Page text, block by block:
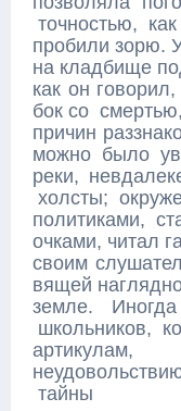
точностью,
пробили зорю.
на кладбище
как он
бок со
причин
можно было
реки,
холсты;
политиками,
очками, читал
своим
вящей
земле.
школьников,
тайны